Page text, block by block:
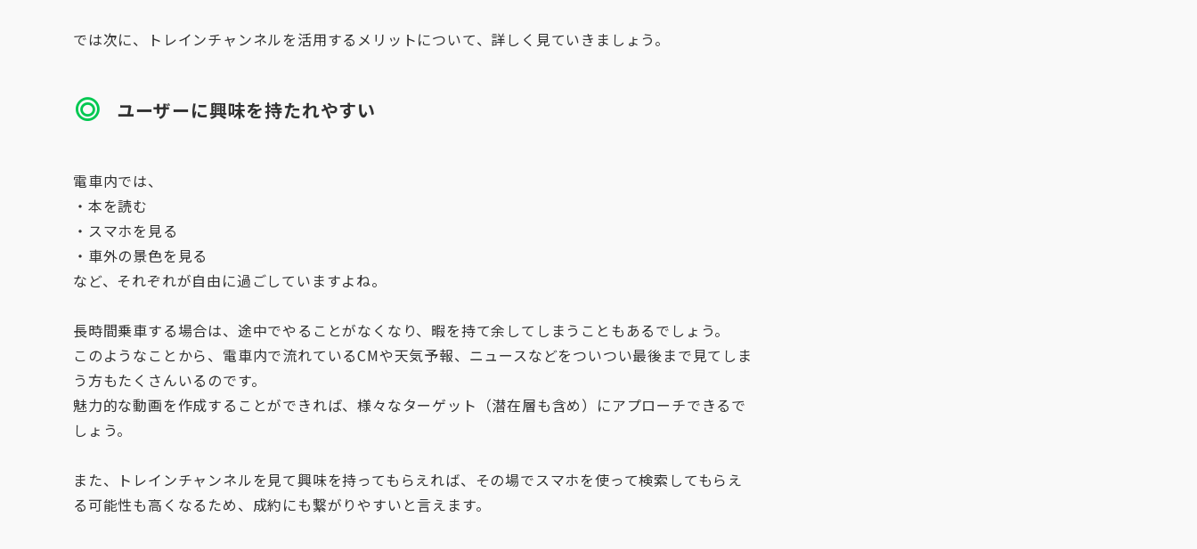
では次に、トレインチャンネルを活用するメリットについて、詳しく見ていきましょう。
ユーザーに興味を持たれやすい
電車内では、
・本を読む
・スマホを見る
・車外の景色を見る
など、それぞれが自由に過ごしていますよね。
長時間乗車する場合は、途中でやることがなくなり、暇を持て余してしまうこともあるでしょう。
このようなことから、電車内で流れているCMや天気予報、ニュースなどをついつい最後まで見てしま
う方もたくさんいるのです。
魅力的な動画を作成することができれば、様々なターゲット（潜在層も含め）にアプローチできるで
しょう。
また、トレインチャンネルを見て興味を持ってもらえれば、その場でスマホを使って検索してもらえ
る可能性も高くなるため、成約にも繋がりやすいと言えます。